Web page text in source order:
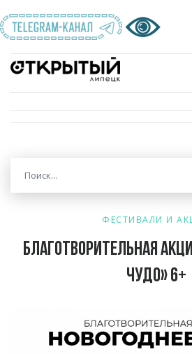
ФЕСТИВАЛИ И
Благотворительная
чудо» 6+